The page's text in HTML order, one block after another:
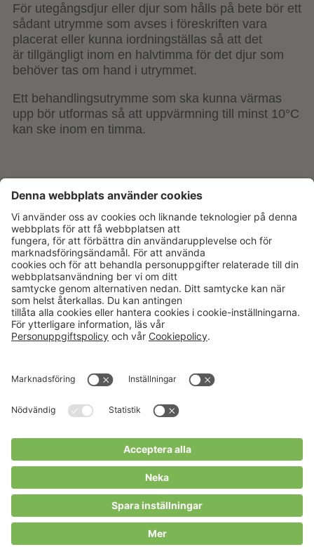
För utegångsdjur eller djur som hålls på bete bör ett
sådant utrymme som avses i föreskriften vara
placerat eller kunna iordningställas så att det
är tillgängligt inom en halvtimma för det djur som
behöver tas om hand i utrymmet.
Ett behandlingsutrymme som ska kunna värmas
upp bör utformas så att uppvärmning till minst 10°C
kan ske inom en timma.
Karriär
Kalender
Verksamheter
Om Hushållningssällskapet
Hushållningssällskapens
Tjänster
Välkommen till Portalen!
Cookies m.m.
Cookies